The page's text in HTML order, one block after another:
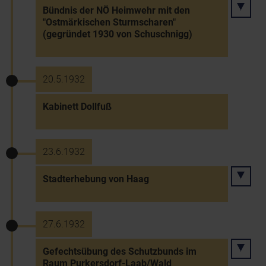
Bündnis der NÖ Heimwehr mit den
"Ostmärkischen Sturmscharen"
(gegründet 1930 von Schuschnigg)
20.5.1932
Kabinett Dollfuß
23.6.1932
Stadterhebung von Haag
27.6.1932
Gefechtsübung des Schutzbunds im
Raum Purkersdorf-Laab/Wald